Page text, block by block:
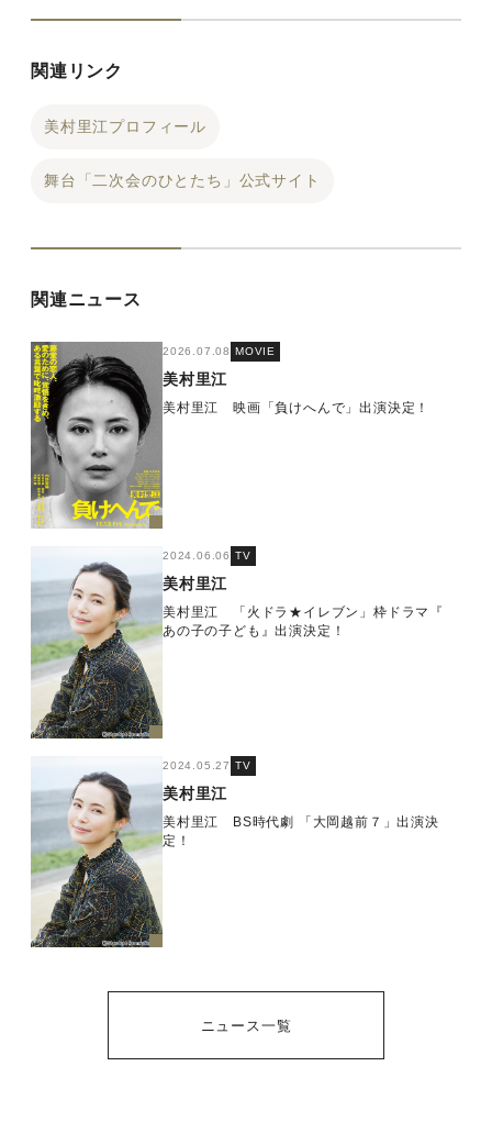
関連リンク
美村里江プロフィール
舞台「二次会のひとたち」公式サイト
関連ニュース
2026.07.08 MOVIE
美村里江
美村里江 映画「負けへんで」出演決定！
2024.06.06 TV
美村里江
美村里江 「火ドラ★イレブン」枠ドラマ『
あの子の子ども』出演決定！
2024.05.27 TV
美村里江
美村里江 BS時代劇 「大岡越前７」出演決
定！
ニュース一覧